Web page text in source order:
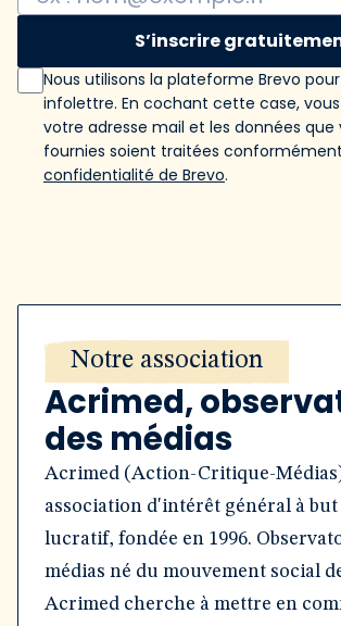
S’inscrire
Nous utilisons la plateforme Brevo
infolettre. En cochant cette case,
votre adresse mail et les données que
fournies soient traitées conformément
confidentialité de Brevo.
Notre association
Acrimed,
des médias
Acrimed (Action-Critique-
association d'intérêt général à
lucratif, fondée en 1996.
médias né du mouvement social
Acrimed cherche à mettre en